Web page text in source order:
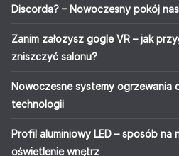
Discorda? – Nowoczesny pokój
Zanim założysz gogle VR – jak
zniszczyć salonu?
Nowoczesne systemy ogrzewania
technologii
Profil aluminiowy LED – sposób
oświetlenie wnętrz